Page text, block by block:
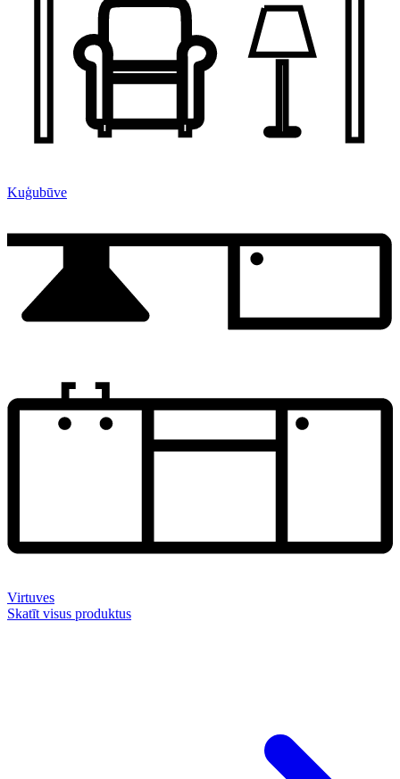
Kuģubūve
Virtuves
Skatīt visus produktus